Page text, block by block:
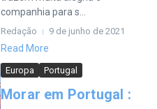
companhia para s...
Redação 9 de junho de 2021
Read More
Europa Portugal
Morar em Portugal :